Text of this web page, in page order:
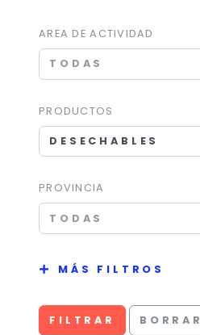
AREA DE ACTIVIDAD
TODAS
PRODUCTOS
DESECHABLES
PROVINCIA
TODAS
MÁS FILTROS
FILTRAR BORRAR